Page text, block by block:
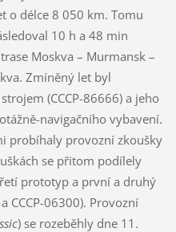
o délce 8 050 km. Tomu
10 h a 48 min
Moskva – Murmansk –
Zmíněný let byl
(CCCP-86666) a jeho
navigačního vybavení.
probíhaly provozní zkoušky
se přitom podílely
prototyp a první a druhý
CCCP-06300). Provozní
) se rozeběhly dne 11.